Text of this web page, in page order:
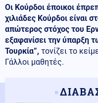
Οι Κούρδοι έποικοι
χιλιάδες Κούρδοι είναι
απώτερος στόχος του
εξαφανίσει την ύπαρξη
Τουρκία”, τονίζει το
Γάλλοι μαθητές.